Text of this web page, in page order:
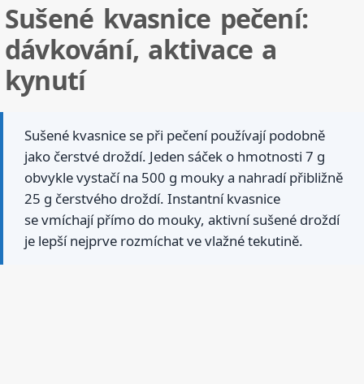
Sušené kvasnice pečení:
dávkování, aktivace a
kynutí
Sušené kvasnice se při pečení používají podobně
jako čerstvé droždí. Jeden sáček o hmotnosti 7 g
obvykle vystačí na 500 g mouky a nahradí přibližně
25 g čerstvého droždí. Instantní kvasnice
se vmíchají přímo do mouky, aktivní sušené droždí
je lepší nejprve rozmíchat ve vlažné tekutině.